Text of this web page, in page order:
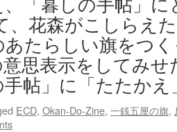
、花森がこしらえ
あたらしい旗をつ
意思表示をしてみ
手帖」に「たたか
ECD, Okan-Do-Zine, 一銭五厘の旗,